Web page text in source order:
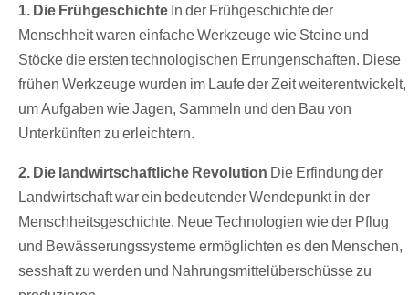
1. Die FrühgeschichteIn der Frühgeschichte der
Menschheit waren einfache Werkzeuge wie Steine und
Stöcke die ersten technologischen Errungenschaften. Diese
frühen Werkzeuge wurden im Laufe der Zeit weiterentwickelt,
um Aufgaben wie Jagen, Sammeln und den Bau von
Unterkünften zu erleichtern.
2. Die landwirtschaftliche Revolution Die Erfindung der
Landwirtschaft war ein bedeutender Wendepunkt in der
Menschheitsgeschichte. Neue Technologien wie der Pflug
und Bewässerungssysteme ermöglichten es den Menschen,
sesshaft zu werden und Nahrungsmittelüberschüsse zu